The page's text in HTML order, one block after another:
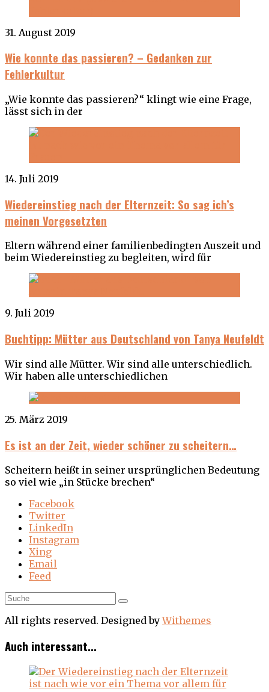
31. August 2019
Wie konnte das passieren? – Gedanken zur
Fehlerkultur
„Wie konnte das passieren?“ klingt wie eine Frage,
lässt sich in der
14. Juli 2019
Wiedereinstieg nach der Elternzeit: So sag ich’s
meinen Vorgesetzten
Eltern während einer familienbedingten Auszeit und
beim Wiedereinstieg zu begleiten, wird für
9. Juli 2019
Buchtipp: Mütter aus Deutschland von Tanya Neufeldt
Wir sind alle Mütter. Wir sind alle unterschiedlich.
Wir haben alle unterschiedlichen
25. März 2019
Es ist an der Zeit, wieder schöner zu scheitern…
Scheitern heißt in seiner ursprünglichen Bedeutung
so viel wie „in Stücke brechen“
Facebook
Twitter
LinkedIn
Instagram
Xing
Email
Feed
All rights reserved. Designed byWithemes
Auch interessant...